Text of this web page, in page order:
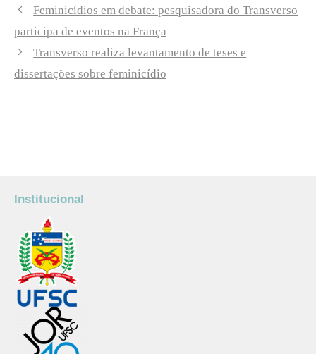
Feminicídios em debate: pesquisadora do Transverso
participa de eventos na França
Transverso realiza levantamento de teses e
dissertações sobre feminicídio
Institucional